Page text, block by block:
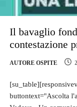
Il bavaglio
contestazione
AUTORE OSPITE
buttontext="Ascolta